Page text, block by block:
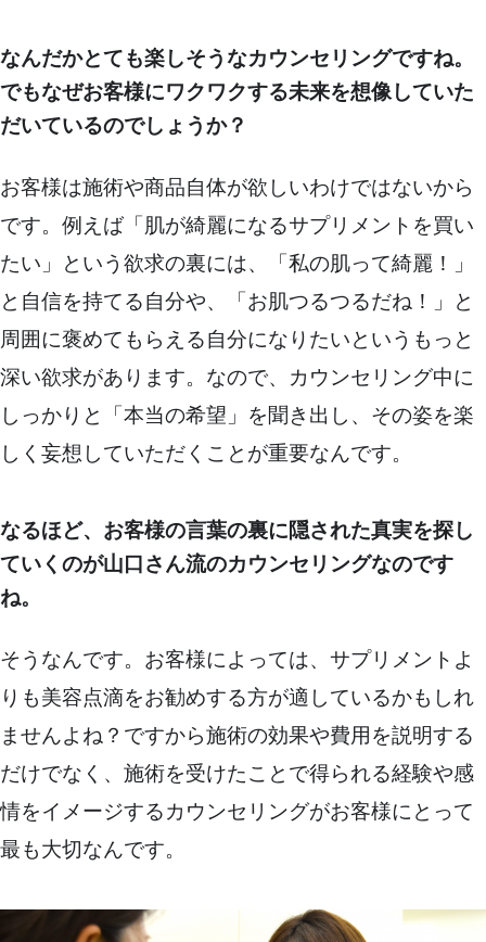
なんだかとても楽しそうなカウンセリングですね。
でもなぜお客様にワクワクする未来を想像していた
だいているのでしょうか？
お客様は施術や商品自体が欲しいわけではないから
です。例えば「肌が綺麗になるサプリメントを買い
たい」という欲求の裏には、「私の肌って綺麗！」
と自信を持てる自分や、「お肌つるつるだね！」と
周囲に褒めてもらえる自分になりたいというもっと
深い欲求があります。なので、カウンセリング中に
しっかりと「本当の希望」を聞き出し、その姿を楽
しく妄想していただくことが重要なんです。
なるほど、お客様の言葉の裏に隠された真実を探し
ていくのが山口さん流のカウンセリングなのです
ね。
そうなんです。お客様によっては、サプリメントよ
りも美容点滴をお勧めする方が適しているかもしれ
ませんよね？ですから施術の効果や費用を説明する
だけでなく、施術を受けたことで得られる経験や感
情をイメージするカウンセリングがお客様にとって
最も大切なんです。